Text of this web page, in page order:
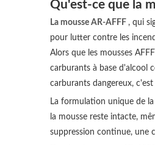
Qu'est-ce que la
La mousse AR-AFFF , qui
pour lutter contre les
Alors que les mousses
carburants à base d'alcool
carburants dangereux,
La formulation unique de
la mousse reste intacte,
suppression continue, une